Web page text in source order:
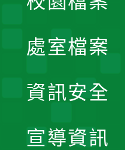
處室檔案
資訊安全
宣導資訊